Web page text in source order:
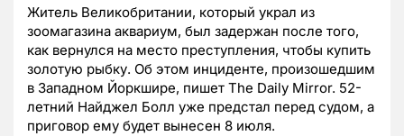
Житель Великобритании, который украл из
зоомагазина аквариум, был задержан после того,
как вернулся на место преступления, чтобы купить
золотую рыбку. Об этом инциденте, произошедшим
в Западном Йоркшире, пишет The Daily Mirror. 52-
летний Найджел Болл уже предстал перед судом, а
приговор ему будет вынесен 8 июля.